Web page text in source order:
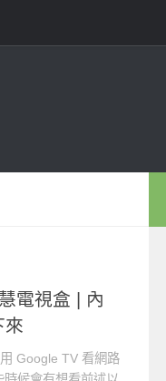
電視盒 | 內
來
Google TV 看網路